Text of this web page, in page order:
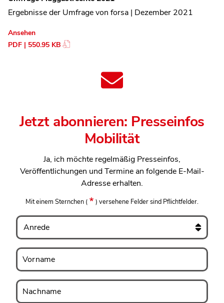
Ergebnisse der Umfrage von forsa | Dezember 2021
Ansehen
PDF | 550.95 KB
Jetzt abonnieren: Presseinfos
Mobilität
Ja, ich möchte regelmäßig Presseinfos,
Veröffentlichungen und Termine an folgende E-Mail-
Adresse erhalten.
Mit einem Sternchen ( ) versehene Felder sind Pflichtfelder.
Anrede
Vorname
Vorname
Nachname
Nachname